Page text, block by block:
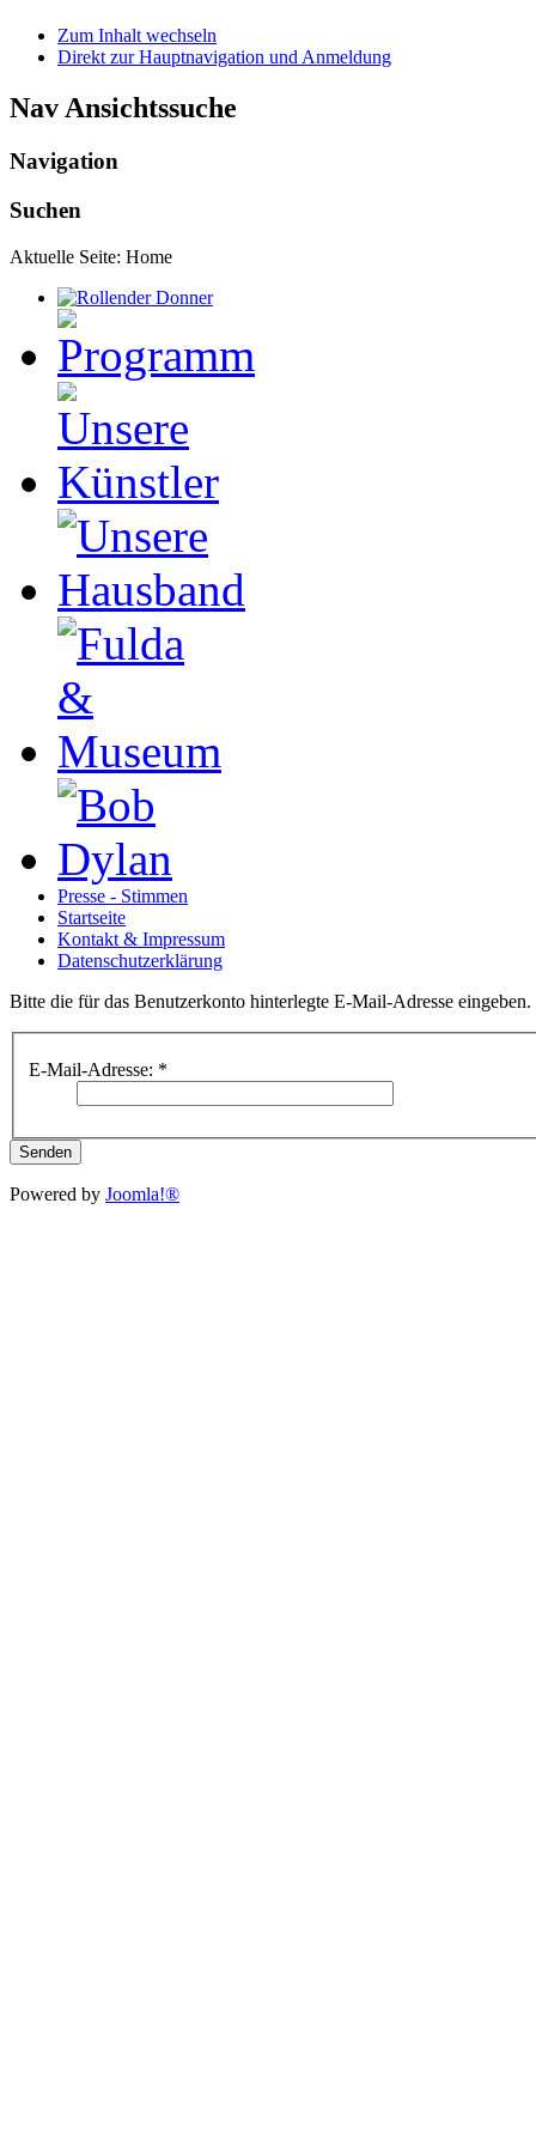
Zum Inhalt wechseln
Direkt zur Hauptnavigation und Anmeldung
Nav Ansichtssuche
Navigation
Suchen
Aktuelle Seite: Home
Presse - Stimmen
Startseite
Kontakt & Impressum
Datenschutzerklärung
Bitte die für das Benutzerkonto hinterlegte E-Mail-Adresse
E-Mail-Adresse: *
Senden
Powered by Joomla!®